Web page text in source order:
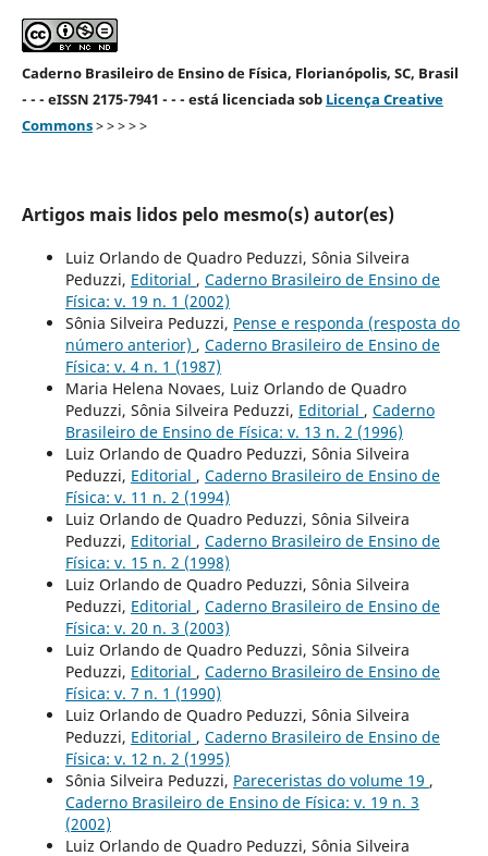
Caderno Brasileiro de Ensino de Física, Florianópolis, SC, Brasil
- - - eISSN 2175-7941 - - - está licenciada sob Licença Creative
Commons> > > > >
Artigos mais lidos pelo mesmo(s) autor(es)
Luiz Orlando de Quadro Peduzzi, Sônia Silveira
Peduzzi, Editorial , Caderno Brasileiro de Ensino de
Física: v. 19 n. 1 (2002)
Sônia Silveira Peduzzi, Pense e responda (resposta do
número anterior) , Caderno Brasileiro de Ensino de
Física: v. 4 n. 1 (1987)
Maria Helena Novaes, Luiz Orlando de Quadro
Peduzzi, Sônia Silveira Peduzzi, Editorial , Caderno
Brasileiro de Ensino de Física: v. 13 n. 2 (1996)
Luiz Orlando de Quadro Peduzzi, Sônia Silveira
Peduzzi, Editorial , Caderno Brasileiro de Ensino de
Física: v. 11 n. 2 (1994)
Luiz Orlando de Quadro Peduzzi, Sônia Silveira
Peduzzi, Editorial , Caderno Brasileiro de Ensino de
Física: v. 15 n. 2 (1998)
Luiz Orlando de Quadro Peduzzi, Sônia Silveira
Peduzzi, Editorial , Caderno Brasileiro de Ensino de
Física: v. 20 n. 3 (2003)
Luiz Orlando de Quadro Peduzzi, Sônia Silveira
Peduzzi, Editorial , Caderno Brasileiro de Ensino de
Física: v. 7 n. 1 (1990)
Luiz Orlando de Quadro Peduzzi, Sônia Silveira
Peduzzi, Editorial , Caderno Brasileiro de Ensino de
Física: v. 12 n. 2 (1995)
Sônia Silveira Peduzzi, Pareceristas do volume 19 ,
Caderno Brasileiro de Ensino de Física: v. 19 n. 3
(2002)
Luiz Orlando de Quadro Peduzzi, Sônia Silveira